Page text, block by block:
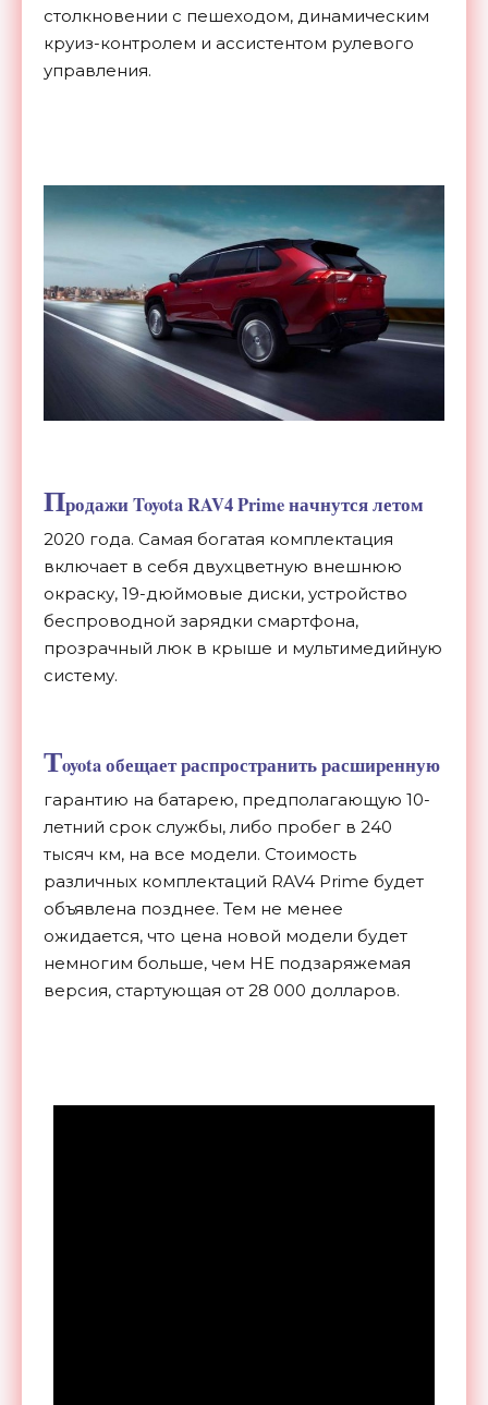
столкновении с пешеходом, динамическим
круиз-контролем и ассистентом рулевого
управления.
Продажи Toyota RAV4 Prime начнутся летом
2020 года. Самая богатая комплектация
включает в себя двухцветную внешнюю
окраску, 19-дюймовые диски, устройство
беспроводной зарядки смартфона,
прозрачный люк в крыше и мультимедийную
систему.
Toyota обещает распространить расширенную
гарантию на батарею, предполагающую 10-
летний срок службы, либо пробег в 240
тысяч км, на все модели. Стоимость
различных комплектаций RAV4 Prime будет
объявлена позднее. Тем не менее
ожидается, что цена новой модели будет
немногим больше, чем НЕ подзаряжемая
версия, стартующая от 28 000 долларов.